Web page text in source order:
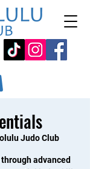
Judo Club
advanced